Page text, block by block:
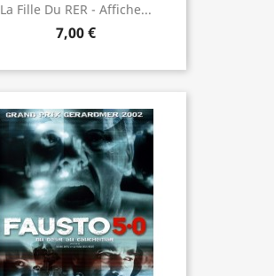
La Fille Du RER - Affiche...
7,00 €